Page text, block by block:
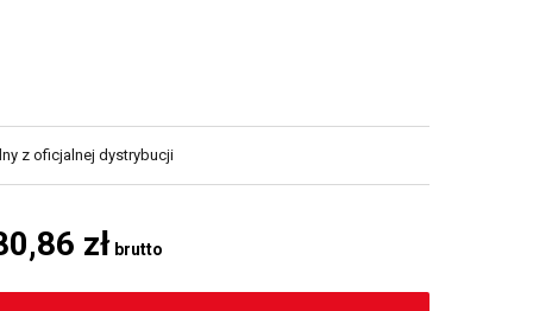
z oficjalnej dystrybucji
zł brutto